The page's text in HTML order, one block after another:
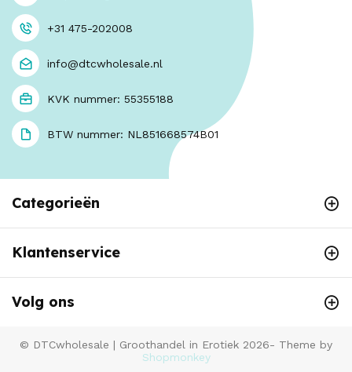
+31 475-202008
info@dtcwholesale.nl
KVK nummer: 55355188
BTW nummer: NL851668574B01
Categorieën
Klantenservice
Volg ons
© DTCwholesale | Groothandel in Erotiek 2026- Theme by
Shopmonkey